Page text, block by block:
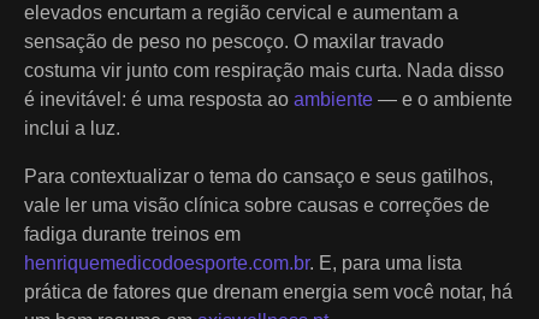
elevados encurtam a região cervical e aumentam a
sensação de peso no pescoço. O maxilar travado
costuma vir junto com respiração mais curta. Nada disso
é inevitável: é uma resposta ao ambiente — e o ambiente
inclui a luz.
Para contextualizar o tema do cansaço e seus gatilhos,
vale ler uma visão clínica sobre causas e correções de
fadiga durante treinos em
henriquemedicodoesporte.com.br. E, para uma lista
prática de fatores que drenam energia sem você notar, há